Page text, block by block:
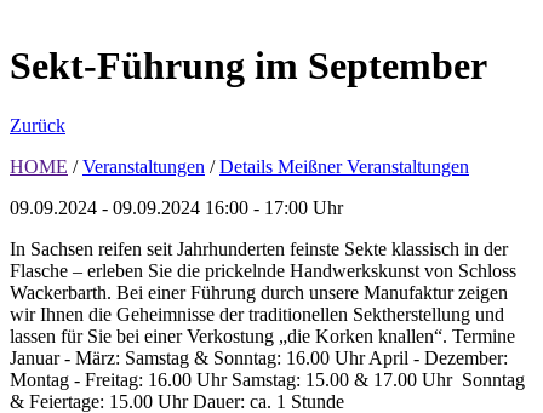
Sekt-Führung im September
Zurück
HOME / Veranstaltungen / Details Meißner Veranstaltungen
09.09.2024 - 09.09.2024 16:00 - 17:00 Uhr
In Sachsen reifen seit Jahrhunderten feinste Sekte klassisch in der
Flasche – erleben Sie die prickelnde Handwerkskunst von Schloss
Wackerbarth. Bei einer Führung durch unsere Manufaktur zeigen
wir Ihnen die Geheimnisse der traditionellen Sektherstellung und
lassen für Sie bei einer Verkostung „die Korken knallen“. Termine
Januar - März: Samstag & Sonntag: 16.00 Uhr April - Dezember:
Montag - Freitag: 16.00 Uhr Samstag: 15.00 & 17.00 Uhr Sonntag
& Feiertage: 15.00 Uhr Dauer: ca. 1 Stunde